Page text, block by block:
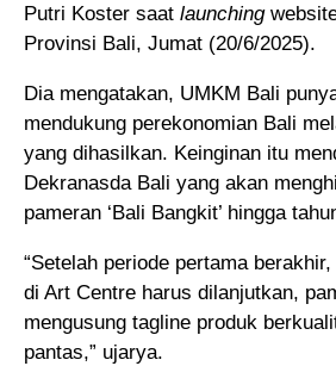
Putri Koster saat launching
Provinsi Bali, Jumat (20/6/2025).
Dia mengatakan, UMKM Bali
mendukung perekonomian Bali
yang dihasilkan. Keinginan itu
Dekranasda Bali yang akan
pameran ‘Bali Bangkit’ hingga
“Setelah periode pertama
di Art Centre harus dilanjutkan,
mengusung tagline produk
pantas,” ujarya.